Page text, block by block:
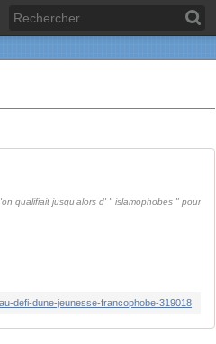
qualifiait jusqu'alors d' " islamophobes " pour
defi-dune-jeunesse-francophobe-319018